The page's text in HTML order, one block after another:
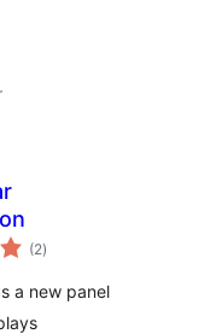
(2totale
bedømmelser
)
a new panel